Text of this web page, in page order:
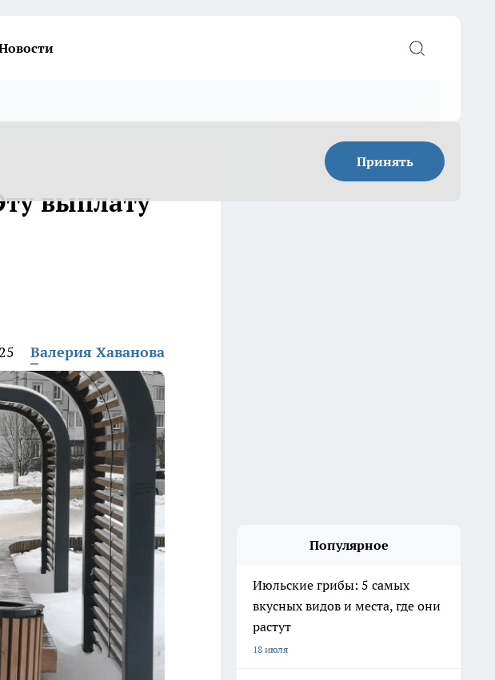
Принять
выплату
Валерия Хаванова
Популярное
Июльские грибы: 5 самых
вкусных видов и места, где они
растут
18 июля